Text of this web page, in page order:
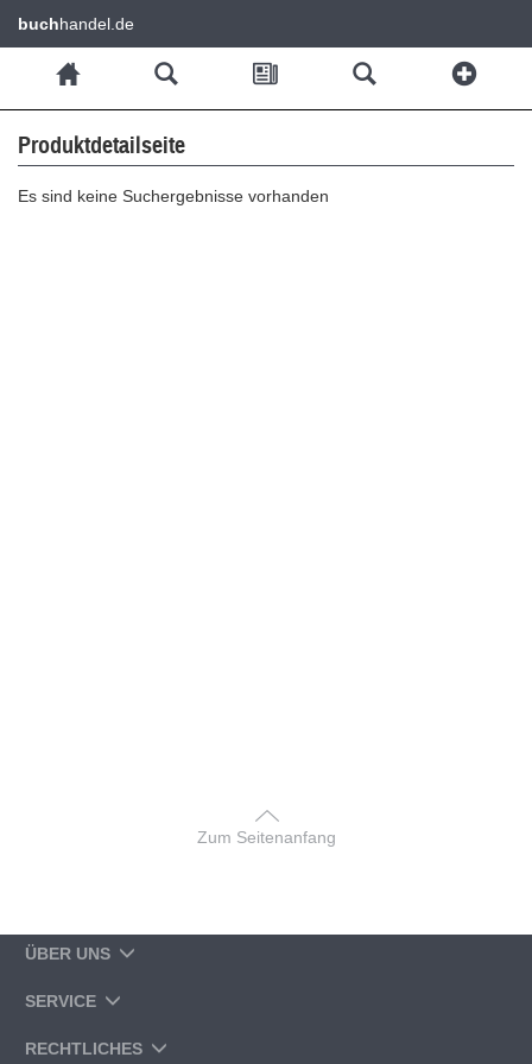
buchhandel.de
Produktdetailseite
Es sind keine Suchergebnisse vorhanden
Zum Seitenanfang
ÜBER UNS
SERVICE
RECHTLICHES